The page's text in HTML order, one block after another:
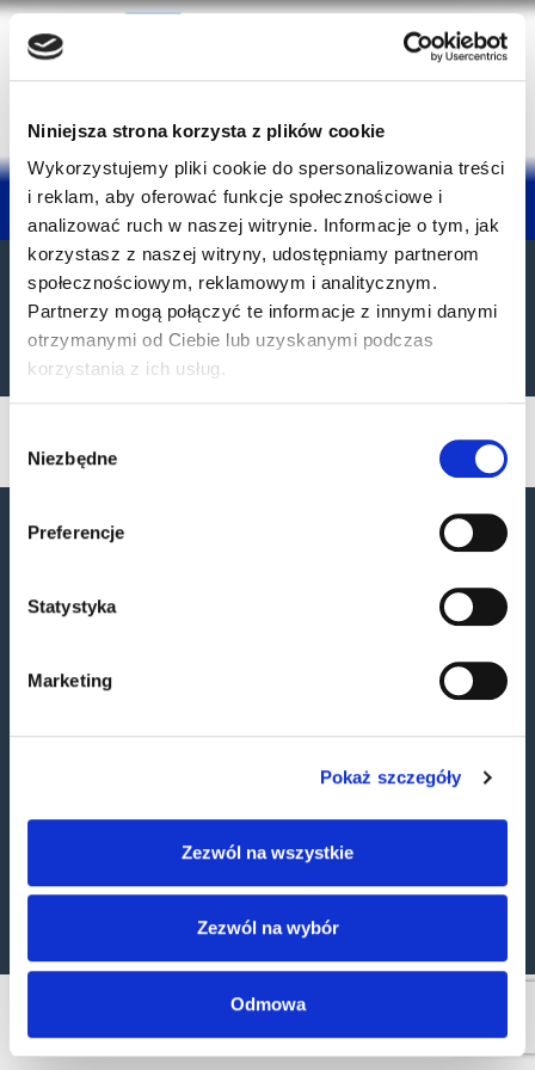
Niniejsza strona korzysta z plików cookie
Wykorzystujemy pliki cookie do spersonalizowania treści
i reklam, aby oferować funkcje społecznościowe i
analizować ruch w naszej witrynie. Informacje o tym, jak
korzystasz z naszej witryny, udostępniamy partnerom
społecznościowym, reklamowym i analitycznym.
Partnerzy mogą połączyć te informacje z innymi danymi
otrzymanymi od Ciebie lub uzyskanymi podczas
korzystania z ich usług.
zgody
Niezbędne
Preferencje
Statystyka
Marketing
Pokaż szczegóły
Zezwól na wszystkie
Zezwól na wybór
Odmowa
KONTAKT Z KONSULTANTEM
Recenzje
ul. Brodzka 10B
54-103 Wrocław
Odwiedź również stronę internetową Działu
Eltron Engineering